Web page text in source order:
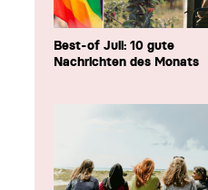
Best-of Juli: 10 gute
Nachrichten des Monats